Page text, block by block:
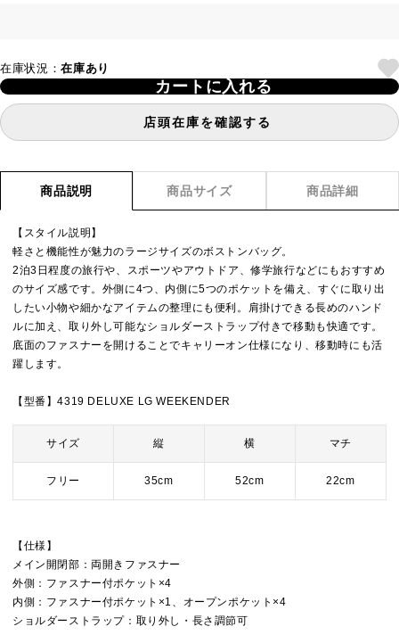
在庫状況：在庫あり
カートに入れる
店頭在庫を確認する
商品説明 商品サイズ 商品詳細
【スタイル説明】
軽さと機能性が魅力のラージサイズのボストンバッグ。
2泊3日程度の旅行や、スポーツやアウトドア、修学旅行などにもおすすめ
のサイズ感です。外側に4つ、内側に5つのポケットを備え、すぐに取り出
したい小物や細かなアイテムの整理にも便利。肩掛けできる長めのハンド
ルに加え、取り外し可能なショルダーストラップ付きで移動も快適です。
底面のファスナーを開けることでキャリーオン仕様になり、移動時にも活
躍します。
【型番】4319 DELUXE LG WEEKENDER
サイズ 縦 横 マチ
フリー 35cm 52cm 22cm
【仕様】
メイン開閉部：両開きファスナー
外側：ファスナー付ポケット×4
内側：ファスナー付ポケット×1、オープンポケット×4
ショルダーストラップ：取り外し・長さ調節可